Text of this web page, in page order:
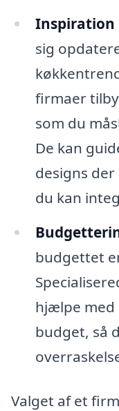
Inspiration
sig
firmaer
som du
De kan
designs
du kan
budgettet
hjælpe med
budget, så
Valget af et